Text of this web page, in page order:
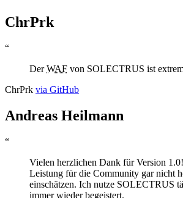
ChrPrk
“
DerWAF von SOLECTRUS ist
ChrPrk via GitHub
Andreas Heilmann
“
Vielen herzlichen Dank für Version
Leistung für die Community gar nicht
einschätzen. Ich nutze SOLECTRUS
immer wieder begeistert.